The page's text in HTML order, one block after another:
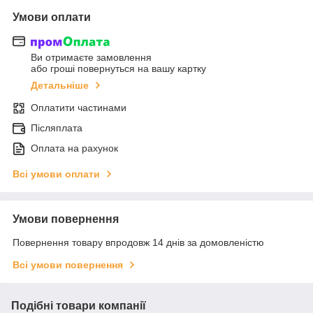
Умови оплати
Ви отримаєте замовлення
або гроші повернуться на вашу картку
Детальніше
Оплатити частинами
Післяплата
Оплата на рахунок
Всі умови оплати
Умови повернення
Повернення товару впродовж 14 днів за домовленістю
Всі умови повернення
Подібні товари компанії